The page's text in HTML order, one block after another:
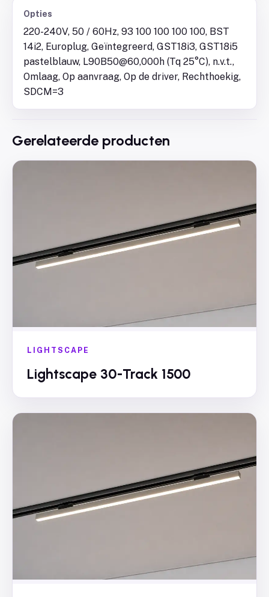
Opties
220-240V, 50 / 60Hz, 93 100 100 100 100, BST
14i2, Europlug, Geïntegreerd, GST18i3, GST18i5
pastelblauw, L90B50@60,000h (Tq 25°C), n.v.t.,
Omlaag, Op aanvraag, Op de driver, Rechthoekig,
SDCM=3
Gerelateerde producten
LIGHTSCAPE
Lightscape 30-Track 1500